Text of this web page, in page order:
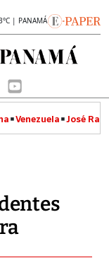
| PANAMÁ
Venezuela José